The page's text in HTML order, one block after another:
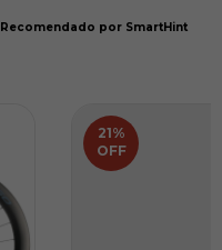
Recomendado por SmartHint
21%
OFF